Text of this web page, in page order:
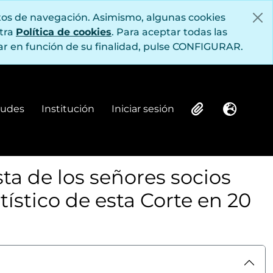
de navegación. Asimismo, algunas cookies
Política de cookies. Para aceptar todas las
en función de su finalidad, pulse CONFIGURAR.
Institución
Institución
Iniciar sesión
Iniciar sesión ClipboardIdioma
de los señores socios
de esta Corte en 20
de Madrid (1835-1839)
de Madrid
del Ateneo Científico, Literario y Artístico de madrid
1840)
Ateneo Científico, Literario y Artístico existentes en 1º de marzo de 1836